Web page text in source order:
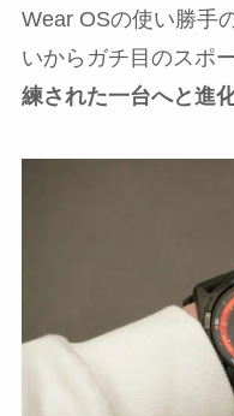
Wear OSの使い勝手
いからガチ目のスポ
練された一台へと進